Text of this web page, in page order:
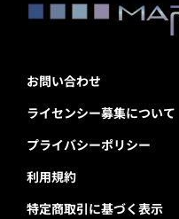
お問い合わせ
ライセンシー募集について
プライバシーポリシー
利用規約
特定商取引に基づく表示